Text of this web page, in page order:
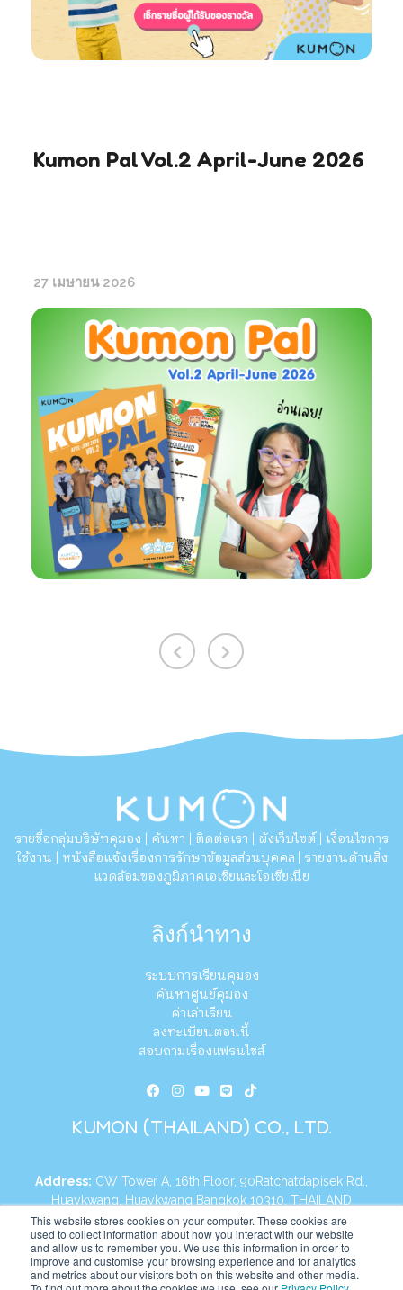
This website stores cookies on your computer. These cookies are
used to collect information about how you interact with our website
and allow us to remember you. We use this information in order to
improve and customise your browsing experience and for analytics
and metrics about our visitors both on this website and other media.
Kumon Pal Vol.2 April-June 2026
27 เมษายน 2026
รายชื่อกลุ่มบริษัทคุมอง ค้นหา ติดต่อเรา ผังเว็บไซต์ เงื่อนไขการ
ใช้งาน หนังสือแจ้งเรื่องการรักษาข้อมูลส่วนบุคคล รายงานด้านสิ่ง
แวดล้อมของภูมิภาคเอเชียและโอเชียเนีย
ลิงก์นำทาง
ระบบการเรียนคุมอง
ค้นหาศูนย์คุมอง
ค่าเล่าเรียน
ลงทะเบียนตอนนี้
สอบถามเรื่องแฟรนไชส์
KUMON (THAILAND) CO., LTD.
Address: CW Tower A, 16th Floor, 90Ratchatdapisek Rd.,
Huaykwang, Huaykwang Bangkok 10310, THAILAND
Tel: +66 2626 6555
Website: https://th.kumonglobal.com